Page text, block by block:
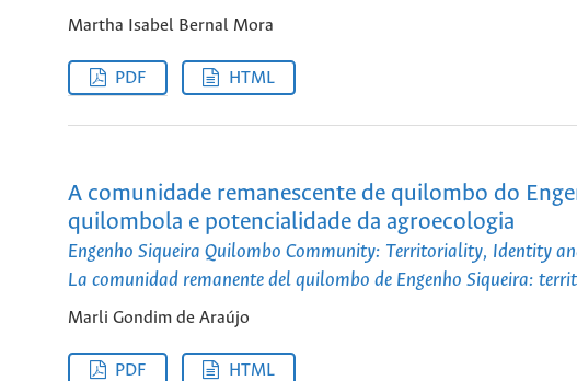
Martha Isabel Bernal Mora
PDF HTML
A comunidade remanescente de quilombo do
quilombola e potencialidade da agroecologia
Engenho Siqueira Quilombo Community: Territoriality, Identity
La comunidad remanente del quilombo de Engenho Siqueira:
Marli Gondim de Araújo
PDF HTML